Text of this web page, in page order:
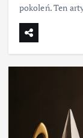
pokoleń. Ten